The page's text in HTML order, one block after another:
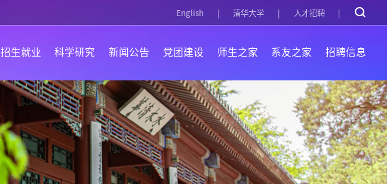
English 清华大学 人才招聘
招生就业 科学研究 新闻公告 党团建设 师生之家 系友之家 招聘信息